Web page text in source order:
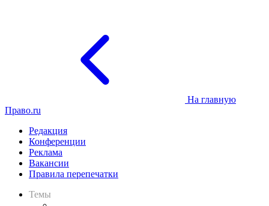
На главную
Право.ru
Редакция
Конференции
Реклама
Вакансии
Правила перепечатки
Темы